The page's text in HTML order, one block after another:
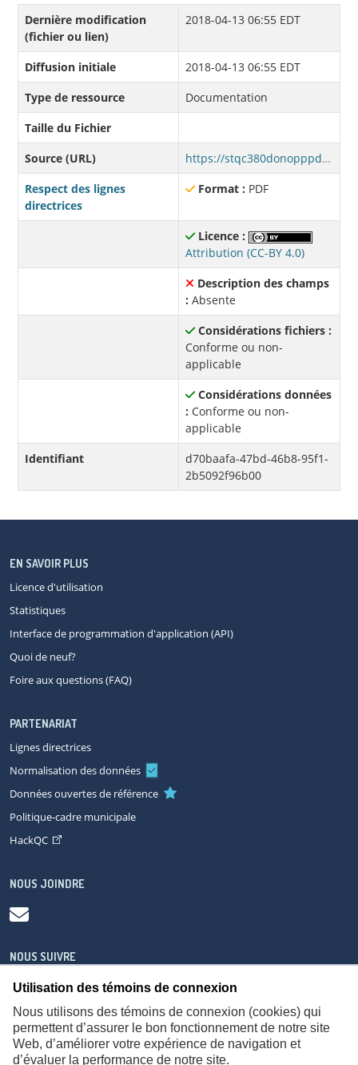
Dernière modification
(fichier ou lien)
2018-04-13 06:55 EDT
Diffusion initiale
2018-04-13 06:55 EDT
Type de ressource
Documentation
Taille du Fichier
Source (URL)
https://stqc380donopppdtce01.blob.core.windows.net/donnees-ouvertes/Bassins_hydrographiques_multi_echelles/Bassins_hydrographiques_multi_echelles.pdf
Respect des lignes
directrices
Format : PDF
Licence :
Attribution (CC-BY 4.0)
Description des champs
: Absente
Considérations fichiers :
Conforme ou non-
applicable
Considérations données
: Conforme ou non-
applicable
Identifiant
d70baafa-47bd-46b8-95f1-
2b5092f96b00
Utilisation des témoins de connexion
Nous utilisons des témoins de connexion (cookies) qui
permettent d’assurer le bon fonctionnement de notre site
Web, d’améliorer votre expérience de navigation et
d’évaluer la performance de notre site.
EN SAVOIR PLUS
Licence d'utilisation
Statistiques
Interface de programmation d'application (API)
Quoi de neuf?
Foire aux questions (FAQ)
PARTENARIAT
Lignes directrices
Normalisation des données
Données ouvertes de référence
Politique-cadre municipale
HackQC
NOUS JOINDRE
NOUS SUIVRE
À propos Accessibilité Plan du site Consignes de sécurité